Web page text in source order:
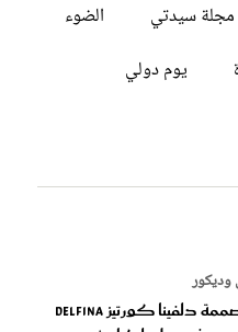
مجلة سيدتي
الضوء
يوم دولي
وديكور
المصممة دلفينا كورتيز Delfina